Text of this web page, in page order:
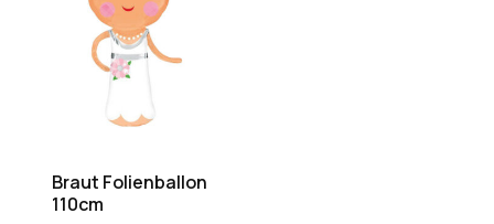
Braut Folienballon
110cm